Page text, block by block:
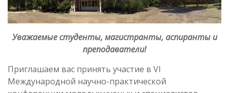
Уважаемые студенты, магистранты, аспиранты и
преподаватели!
Приглашаем вас принять участие в VI
Международной научно-практической